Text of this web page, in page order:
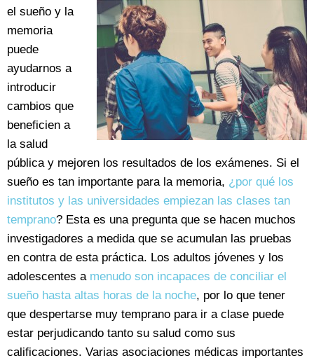
el sueño y la
memoria
puede
ayudarnos a
introducir
cambios que
beneficien a
la salud
pública y mejoren los resultados de los exámenes. Si el
sueño es tan importante para la memoria, ¿por qué los
institutos y las universidades empiezan las clases tan
temprano? Esta es una pregunta que se hacen muchos
investigadores a medida que se acumulan las pruebas
en contra de esta práctica. Los adultos jóvenes y los
adolescentes a menudo son incapaces de conciliar el
sueño hasta altas horas de la noche, por lo que tener
que despertarse muy temprano para ir a clase puede
estar perjudicando tanto su salud como sus
calificaciones. Varias asociaciones médicas importantes